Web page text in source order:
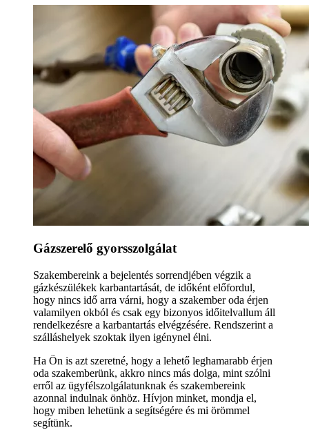
Gázszerelő gyorsszolgálat
Szakembereink a bejelentés sorrendjében végzik a
gázkészülékek karbantartását, de időként előfordul,
hogy nincs idő arra várni, hogy a szakember oda érjen
valamilyen okból és csak egy bizonyos időitelvallum áll
rendelkezésre a karbantartás elvégzésére. Rendszerint a
szálláshelyek szoktak ilyen igénynel élni.
Ha Ön is azt szeretné, hogy a lehető leghamarabb érjen
oda szakemberünk, akkro nincs más dolga, mint szólni
erről az ügyfélszolgálatunknak és szakembereink
azonnal indulnak önhöz. Hívjon minket, mondja el,
hogy miben lehetünk a segítségére és mi örömmel
segítünk.